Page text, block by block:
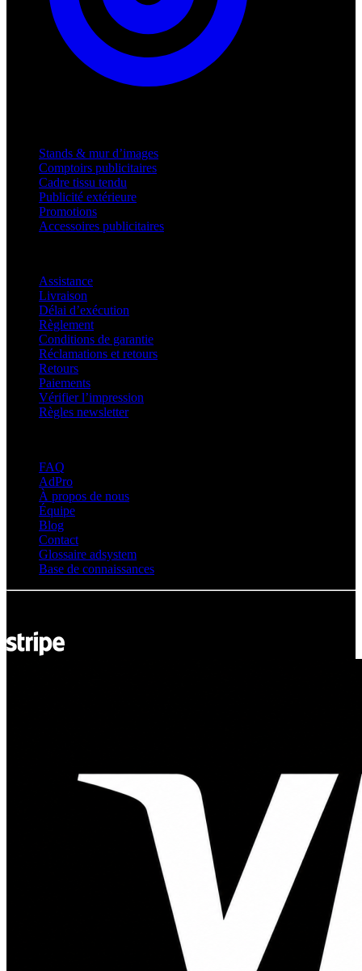
Stands & mur d’images
Comptoirs publicitaires
Cadre tissu tendu
Publicité extérieure
Promotions
Accessoires publicitaires
Assistance
Livraison
Délai d’exécution
Règlement
Conditions de garantie
Réclamations et retours
Retours
Paiements
Vérifier l’impression
Règles newsletter
FAQ
AdPro
À propos de nous
Équipe
Blog
Contact
Glossaire adsystem
Base de connaissances